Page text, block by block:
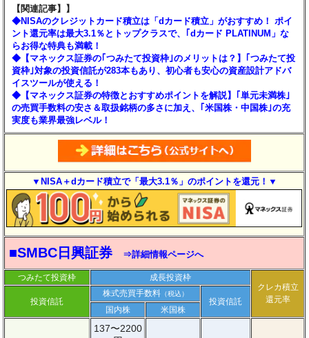
【関連記事】】
◆NISAのクレジットカード積立は「dカード積立」がおすすめ！ ポイ
ント還元率は最大3.1％とトップクラスで、｢dカード PLATINUM」な
らお得な特典も満載！
◆【マネックス証券の｢つみたて投資枠｣のメリットは？】｢つみたて投
資枠｣対象の投資信託が283本もあり、初心者も安心の資産設計アドバ
イスツールが使える！
◆【マネックス証券の特徴とおすすめポイントを解説】｢単元未満株｣
の売買手数料の安さ＆取扱銘柄の多さに加え、｢米国株・中国株｣の充
実度も業界最強レベル！
▼NISA＋dカード積立で「最大3.1％」のポイントを還元！▼
■SMBC日興証券 ⇒詳細情報ページへ
つみたて投資枠
成長投資枠
クレカ積立
還元率
投資信託
株式売買手数料（税込）
投資信託
国内株
米国株
137〜2200